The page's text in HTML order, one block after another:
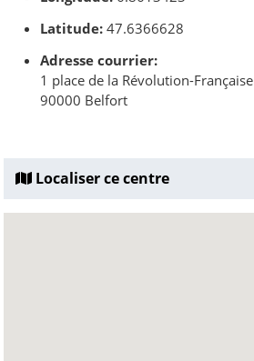
Latitude: 47.6366628
Adresse courrier:
1 place de la Révolution-Française
90000 Belfort
Localiser ce centre